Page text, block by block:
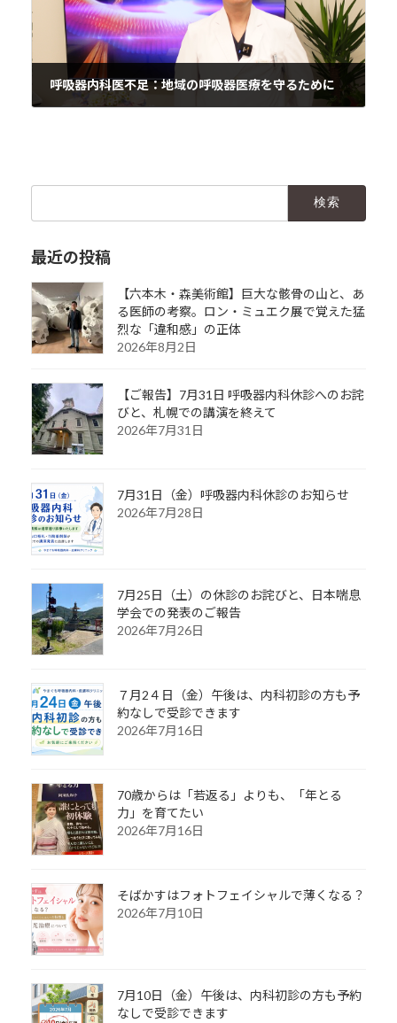
呼吸器内科医不足：地域の呼吸器医療を守るために
最近の投稿
【六本木・森美術館】巨大な骸骨の山と、あ
る医師の考察。ロン・ミュエク展で覚えた猛
烈な「違和感」の正体
2026年8月2日
【ご報告】7月31日 呼吸器内科休診へのお詫
びと、札幌での講演を終えて
2026年7月31日
7月31日（金）呼吸器内科休診のお知らせ
2026年7月28日
7月25日（土）の休診のお詫びと、日本喘息
学会での発表のご報告
2026年7月26日
７月2４日（金）午後は、内科初診の方も予
約なしで受診できます
2026年7月16日
70歳からは「若返る」よりも、「年とる
力」を育てたい
2026年7月16日
そばかすはフォトフェイシャルで薄くなる？
2026年7月10日
7月10日（金）午後は、内科初診の方も予約
なしで受診できます